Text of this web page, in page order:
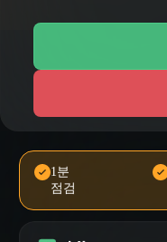
1분
점검